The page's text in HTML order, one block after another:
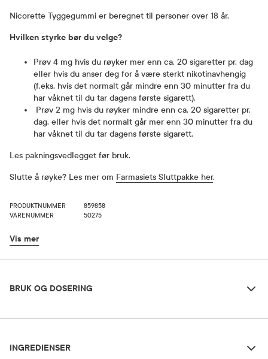
Nicorette Tyggegummi er beregnet til personer over 18 år.
Hvilken styrke bør du velge?
Prøv 4 mg hvis du røyker mer enn ca. 20 sigaretter pr. dag
eller hvis du anser deg for å være sterkt nikotinavhengig
(f.eks. hvis det normalt går mindre enn 30 minutter fra du
har våknet til du tar dagens første sigarett).
Prøv 2 mg hvis du røyker mindre enn ca. 20 sigaretter pr.
dag, eller hvis det normalt går mer enn 30 minutter fra du
har våknet til du tar dagens første sigarett.
Les pakningsvedlegget før bruk.
Slutte å røyke? Les mer om Farmasiets Sluttpakke her.
PRODUKTNUMMER
859858
VARENUMMER
50275
Vis mer
BRUK OG DOSERING
Nicorette tyggegummi 2 mg kan brukes alene eller i kombinasjon
INGREDIENSER